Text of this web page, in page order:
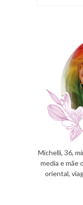
Michelli, 36,
media e mãe
oriental,